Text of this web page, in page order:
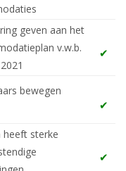
geven aan het
v.w.b.
bewegen
heeft sterke